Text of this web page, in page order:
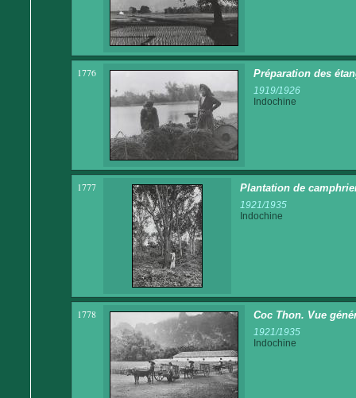
1776 Préparation des
1919/1926
Indochine
1777 Plantation de
1921/1935
Indochine
1778 Coc Thon. Vue
1921/1935
Indochine